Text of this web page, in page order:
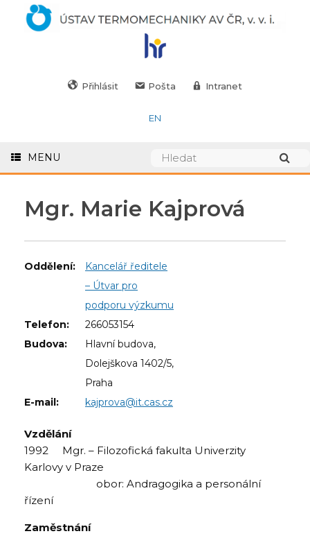
Přihlásit Pošta Intranet
EN
MENU
Mgr. Marie Kajprová
Oddělení:
Kancelář ředitele
– Útvar pro
podporu výzkumu
Telefon:
266053154
Budova:
Hlavní budova,
Dolejškova 1402/5,
Praha
E-mail:
kajprova@it.cas.cz
Vzdělání
1992 Mgr. – Filozofická fakulta Univerzity
Karlovy v Praze
obor: Andragogika a personální
řízení
Zaměstnání